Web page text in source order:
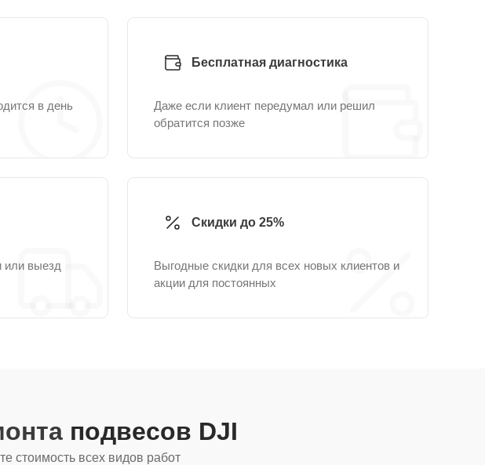
в день
Бесплатная диагностика
Даже если клиент передумал или решил
обратится позже
или выезд
Скидки до 25%
Выгодные скидки для всех новых клиентов и
акции для постоянных
подвесов DJI
стоимость всех видов работ